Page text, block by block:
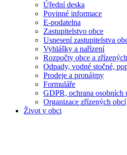
Úřední deska
Povinné informace
E-podatelna
Zastupitelstvo obce
Usnesení zastupitelstva
Vyhlášky a nařízení
Rozpočty obce a
Odpady, vodné stočné,
Prodeje a pronájmy
Formuláře
GDPR, ochrana osobních
Organizace zřízených obcí
Život v obci